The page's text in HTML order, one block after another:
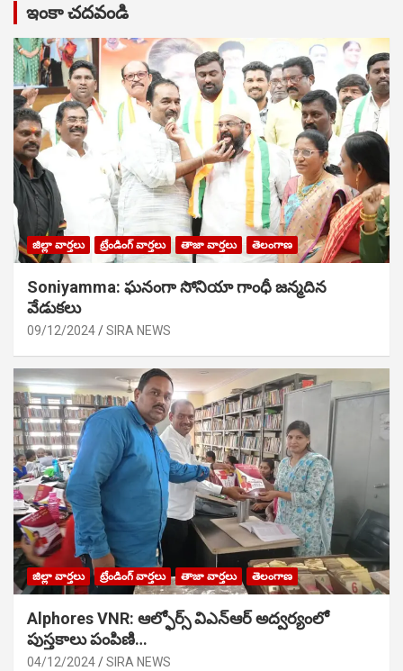
ఇంకా చదవండి
జిల్లా వార్తలు ట్రేండింగ్ వార్తలు తాజా వార్తలు తెలంగాణ
Soniyamma: ఘ‌నంగా సోనియా గాంధీ జ‌న్మ‌దిన
వేడుక‌లు
09/12/2024 SIRA NEWS
జిల్లా వార్తలు ట్రేండింగ్ వార్తలు తాజా వార్తలు తెలంగాణ
Alphores VNR: ఆల్ఫోర్స్ విఎన్ఆర్ అద్వర్యంలో
పుస్తకాలు పంపిణి…
04/12/2024 SIRA NEWS